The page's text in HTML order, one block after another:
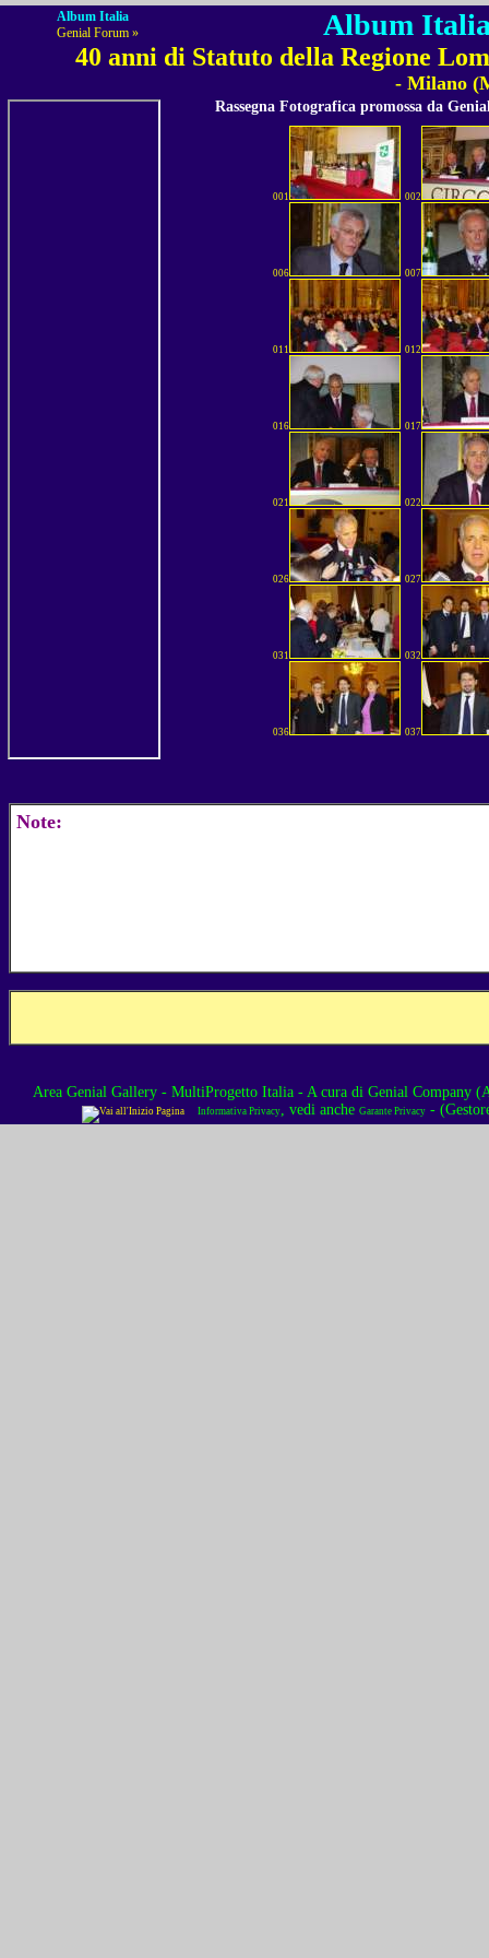
Album Italia
Genial Forum »
Album
40 anni di Statuto della Regione
- Milano
Rassegna Fotografica promossa da
001 002
006 007
011 012
016 017
021 022
026 027
031 032
036 037
Note:
Area Genial Gallery - MultiProgetto Italia- A cura di Genial Company
Informativa Privacy, vedi anche Garante Privacy -